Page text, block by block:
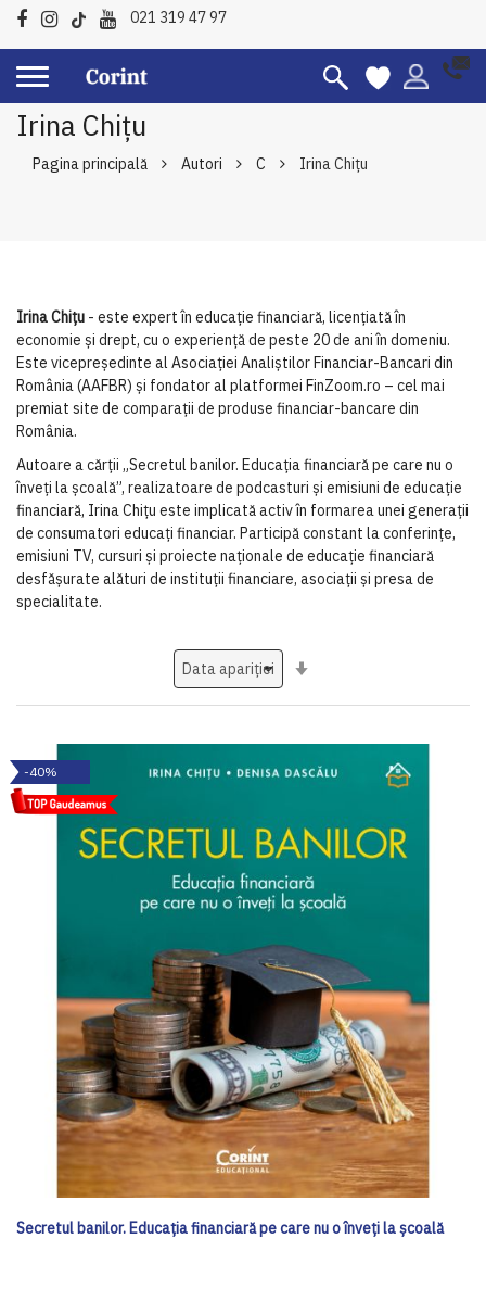
021 319 47 97
Irina Chițu
Pagina principală Autori C Irina Chițu
Irina Chițu - este expert în educație financiară, licențiată în
economie și drept, cu o experiență de peste 20 de ani în domeniu.
Este vicepreședinte al Asociației Analiștilor Financiar-Bancari din
România (AAFBR) și fondator al platformei FinZoom.ro – cel mai
premiat site de comparații de produse financiar-bancare din
România.
Autoare a cărții „Secretul banilor. Educația financiară pe care nu o
înveți la școală”, realizatoare de podcasturi și emisiuni de educație
financiară, Irina Chițu este implicată activ în formarea unei generații
de consumatori educați financiar. Participă constant la conferințe,
emisiuni TV, cursuri și proiecte naționale de educație financiară
desfășurate alături de instituții financiare, asociații și presa de
specialitate.
-40%
Secretul banilor. Educația financiară pe care nu o înveți la școală